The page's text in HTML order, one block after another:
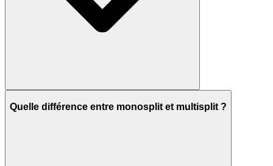
Quelle différence entre monosplit et multisplit ?